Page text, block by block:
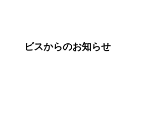
ビスからのお知らせ